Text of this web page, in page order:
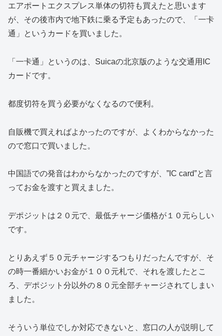
エアポートエクスプレス単体の切符も買えたと思います
が、その後市内で地下鉄に乗る予定もあったので、「一卡
通」というカードを買いました。
「一卡通」というのは、Suicaの北京版のような交通用IC
カードです。
都度切符を買う必要がなくなるので便利。
自販機で買えればよかったのですが、よくわからなかった
ので窓口で買いました。
中国語での発音はわからなかったのですが、”IC card”と言
ってお金を渡すと買えました。
デポジットは２０元で、最低チャージ価格が１０元らしい
です。
とりあえず５０元チャージするつもりだったんですが、そ
の時一番細かいお金が１００元札で、それを渡したとこ
ろ、デポジット分以外の８０元全部チャージされてしまい
ました。
そういう単位でしか対応できないと、窓口の人が説明して